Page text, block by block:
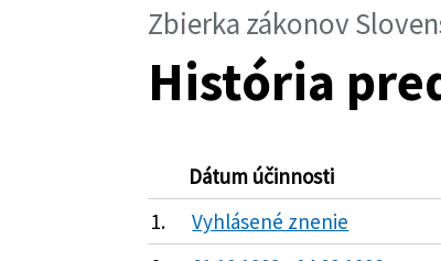
Zbierka zákonov
História
Dátum účinnosti
1.
Vyhlásené znenie